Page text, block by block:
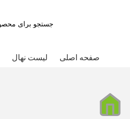
صفحه اصلی لیست نهال